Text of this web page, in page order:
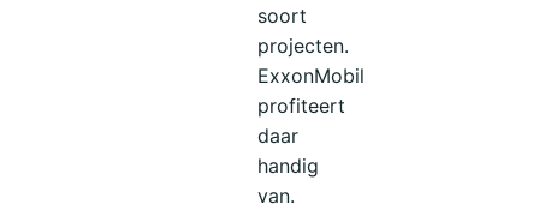
soort
projecten.
ExxonMobil
profiteert
daar
handig
van.